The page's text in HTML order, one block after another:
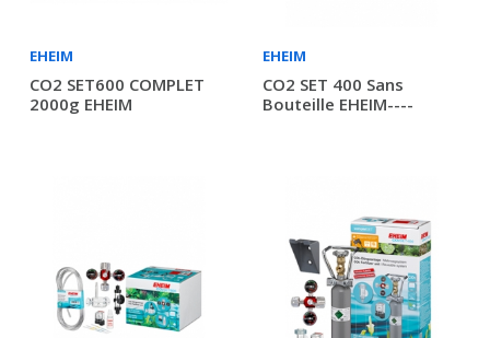
EHEIM
CO2 SET600 COMPLET
2000g EHEIM
EHEIM
CO2 SET 400 Sans
Bouteille EHEIM----